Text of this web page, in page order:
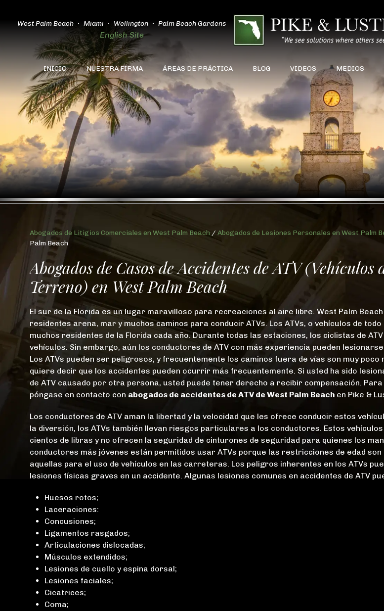
West Palm Beach Miami Wellington Palm Beach Gardens
English Site
INICIO NUESTRA FIRMA ÁREAS DE PRÁCTICA BLOG VIDEOS MEDIOS
Abogados de Litigios Comerciales en West Palm Beach / Abogados de Lesiones Personales en West Palm
Palm Beach
Abogados de Casos de Accidentes de ATV (Vehículos
Terreno) en West Palm Beach
El sur de la Florida es un lugar maravilloso para recreaciones al aire libre. West Palm
residentes arena, mar y muchos caminos para conducir ATVs. Los ATVs, o vehículos de
muchos residentes de la Florida cada año. Durante todas las estaciones, los ciclistas de
vehículos. Sin embargo, aún los conductores de ATV con más experiencia pueden
Los ATVs pueden ser peligrosos, y frecuentemente los caminos fuera de vías son muy poco
quiere decir que los accidentes pueden ocurrir más frecuentemente. Si usted ha sido
de ATV causado por otra persona, usted puede tener derecho a recibir compensación.
póngase en contacto con abogados de accidentes de ATV de West Palm Beach en Pike &
Los conductores de ATV aman la libertad y la velocidad que les ofrece conducir estos
la diversión, los ATVs también llevan riesgos particulares a los conductores. Estos
cientos de libras y no ofrecen la seguridad de cinturones de seguridad para quienes los
conductores más jóvenes están permitidos usar ATVs porque las restricciones de edad son
aquellas para el uso de vehículos en las carreteras. Los peligros inherentes en los ATVs
lesiones físicas graves en un accidente. Algunas lesiones comunes en accidentes de ATV
Huesos rotos;
Laceraciones:
Concusiones;
Ligamentos rasgados;
Articulaciones dislocadas;
Músculos extendidos;
Lesiones de cuello y espina dorsal;
Lesiones faciales;
Cicatrices;
Coma;